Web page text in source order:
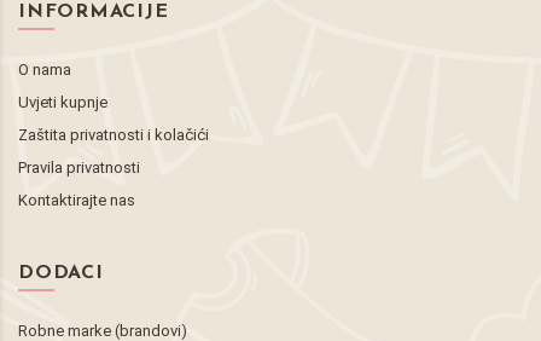
INFORMACIJE
O nama
Uvjeti kupnje
Zaštita privatnosti i kolačići
Pravila privatnosti
Kontaktirajte nas
DODACI
Robne marke (brandovi)